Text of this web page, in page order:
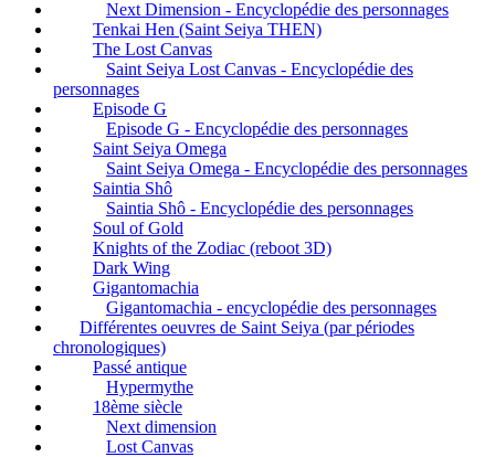
Next Dimension - Encyclopédie des personnages
Tenkai Hen (Saint Seiya THEN)
The Lost Canvas
Saint Seiya Lost Canvas - Encyclopédie des
personnages
Episode G
Episode G - Encyclopédie des personnages
Saint Seiya Omega
Saint Seiya Omega - Encyclopédie des personnages
Saintia Shô
Saintia Shô - Encyclopédie des personnages
Soul of Gold
Knights of the Zodiac (reboot 3D)
Dark Wing
Gigantomachia
Gigantomachia - encyclopédie des personnages
Différentes oeuvres de Saint Seiya (par périodes
chronologiques)
Passé antique
Hypermythe
18ème siècle
Next dimension
Lost Canvas